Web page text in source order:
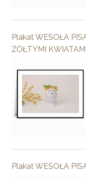
Plakat WESOŁA
ŻÓŁTYMI
Plakat WESOŁA